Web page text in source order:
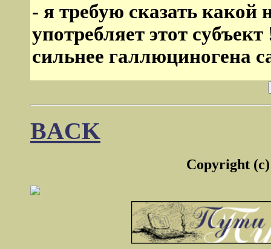
- я требую сказать какой
употребляет этот
сильнее галлюциногена
BACK
Copyright